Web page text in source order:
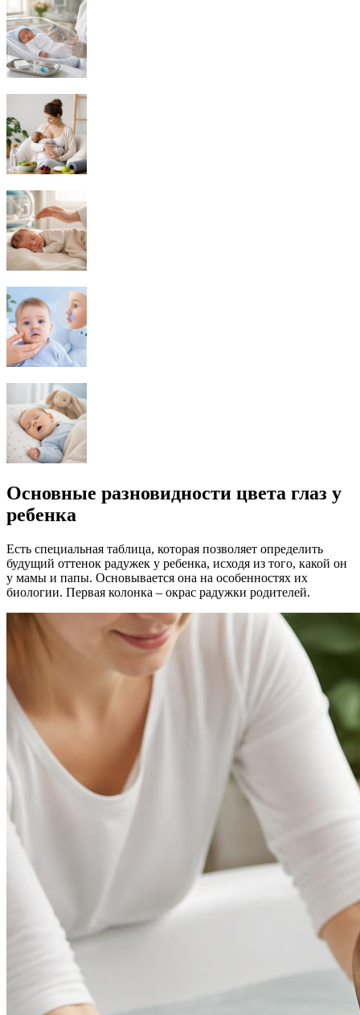
Основные разновидности цвета глаз у
ребенка
Есть специальная таблица, которая позволяет определить
будущий оттенок радужек у ребенка, исходя из того, какой он
у мамы и папы. Основывается она на особенностях их
биологии. Первая колонка – окрас радужки родителей.